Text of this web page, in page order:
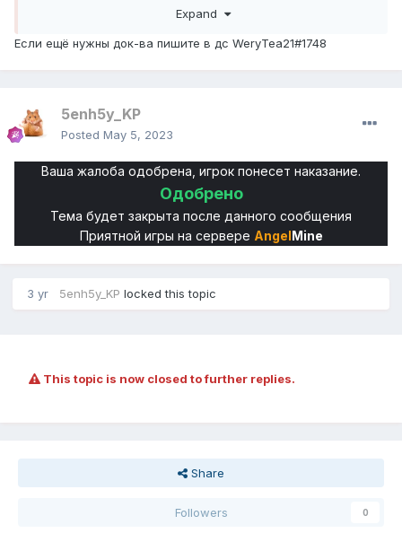
Expand
Если ещё нужны док-ва пишите в дс WeryTea21#1748
5enh5y_KP
Posted May 5, 2023
Ваша жалоба одобрена, игрок понесет наказание.
Одобрено
Тема будет закрыта после данного сообщения
Приятной игры на сервере AngelMine
3 yr 5enh5y_KP locked this topic
This topic is now closed to further replies.
Share
Followers 0